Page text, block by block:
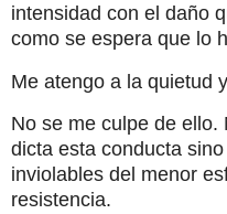
intensidad con el daño
como se espera que lo
Me atengo a la quietud
No se me culpe de
dicta esta conducta
inviolables del menor
resistencia.